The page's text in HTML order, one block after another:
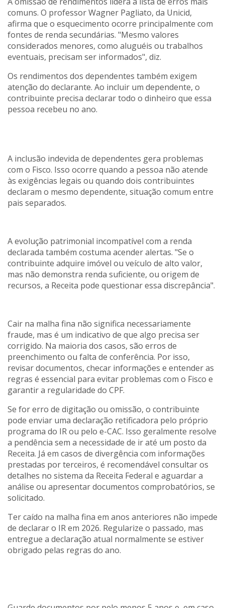
comuns. O professor Wagner Pagliato, da Unicid,
afirma que o esquecimento ocorre principalmente com
fontes de renda secundárias. "Mesmo valores
considerados menores, como aluguéis ou trabalhos
eventuais, precisam ser informados", diz.
Os rendimentos dos dependentes também exigem
atenção do declarante. Ao incluir um dependente, o
contribuinte precisa declarar todo o dinheiro que essa
pessoa recebeu no ano.
A inclusão indevida de dependentes gera problemas
com o Fisco. Isso ocorre quando a pessoa não atende
às exigências legais ou quando dois contribuintes
declaram o mesmo dependente, situação comum entre
pais separados.
A evolução patrimonial incompatível com a renda
declarada também costuma acender alertas. "Se o
contribuinte adquire imóvel ou veículo de alto valor,
mas não demonstra renda suficiente, ou origem de
recursos, a Receita pode questionar essa discrepância".
Cair na malha fina não significa necessariamente
fraude, mas é um indicativo de que algo precisa ser
corrigido. Na maioria dos casos, são erros de
preenchimento ou falta de conferência. Por isso,
revisar documentos, checar informações e entender as
regras é essencial para evitar problemas com o Fisco e
garantir a regularidade do CPF.
Se for erro de digitação ou omissão, o contribuinte
pode enviar uma declaração retificadora pelo próprio
programa do IR ou pelo e-CAC. Isso geralmente resolve
a pendência sem a necessidade de ir até um posto da
Receita. Já em casos de divergência com informações
prestadas por terceiros, é recomendável consultar os
detalhes no sistema da Receita Federal e aguardar a
análise ou apresentar documentos comprobatórios, se
solicitado.
Ter caído na malha fina em anos anteriores não impede
de declarar o IR em 2026. Regularize o passado, mas
entregue a declaração atual normalmente se estiver
obrigado pelas regras do ano.